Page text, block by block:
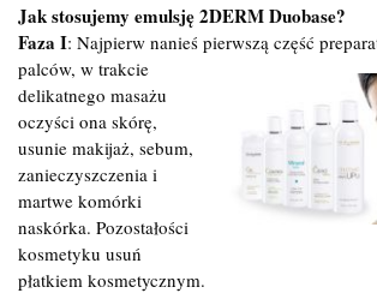
Jak stosujemy emulsję 2DERM Duobase?
Faza I: Najpierw nanieś pierwszą część
palców, w trakcie
delikatnego masażu
oczyści ona skórę,
usunie makijaż, sebum,
zanieczyszczenia i
martwe komórki
naskórka. Pozostałości
kosmetyku usuń
płatkiem kosmetycznym.